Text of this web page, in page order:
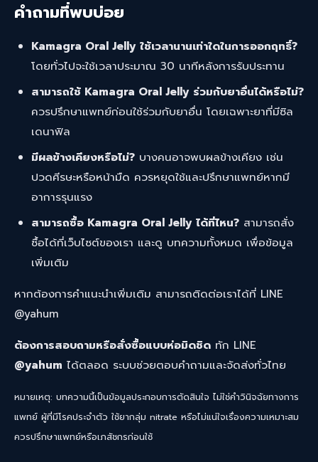
คำถามที่พบบ่อย
Kamagra Oral Jelly ใช้เวลานานเท่าใดในการออกฤทธิ์?
โดยทั่วไปจะใช้เวลาประมาณ 30 นาทีหลังการรับประทาน
สามารถใช้ Kamagra Oral Jelly ร่วมกับยาอื่นได้หรือไม่?
ควรปรึกษาแพทย์ก่อนใช้ร่วมกับยาอื่น โดยเฉพาะยาที่มีซิล
เดนาฟิล
มีผลข้างเคียงหรือไม่? บางคนอาจพบผลข้างเคียง เช่น
ปวดศีรษะหรือหน้ามืด ควรหยุดใช้และปรึกษาแพทย์หากมี
อาการรุนแรง
สามารถซื้อ Kamagra Oral Jelly ได้ที่ไหน? สามารถสั่ง
ซื้อได้ที่เว็บไซต์ของเรา และดู บทความทั้งหมด เพื่อข้อมูล
เพิ่มเติม
หากต้องการคำแนะนำเพิ่มเติม สามารถติดต่อเราได้ที่ LINE
@yahum
ต้องการสอบถามหรือสั่งซื้อแบบห่อมิดชิด ทัก LINE
@yahum ได้ตลอด ระบบช่วยตอบคำถามและจัดส่งทั่วไทย
หมายเหตุ: บทความนี้เป็นข้อมูลประกอบการตัดสินใจ ไม่ใช่คำวินิจฉัยทางการ
แพทย์ ผู้ที่มีโรคประจำตัว ใช้ยากลุ่ม nitrate หรือไม่แน่ใจเรื่องความเหมาะสม
ควรปรึกษาแพทย์หรือเภสัชกรก่อนใช้